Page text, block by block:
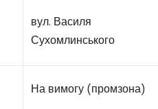
вул. Василя
Сухомлинського
На вимогу (промзона)